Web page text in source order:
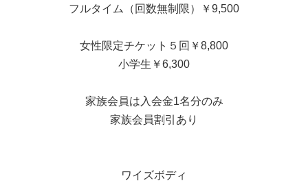
フルタイム（回数無制限）￥9,500
女性限定チケット５回￥8,800
小学生￥6,300
家族会員は入会金1名分のみ
家族会員割引あり
ワイズボディ